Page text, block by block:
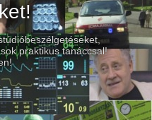
praktikus tanáccsal!